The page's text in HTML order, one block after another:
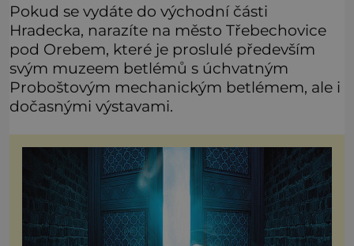
Pokud se vydáte do východní části
Hradecka, narazíte na město Třebechovice
pod Orebem, které je proslulé především
svým muzeem betlémů s úchvatným
Proboštovým mechanickým betlémem, ale i
dočasnými výstavami.